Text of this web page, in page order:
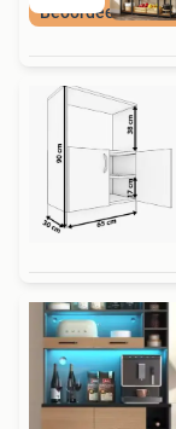
Beoordeeld met 9+